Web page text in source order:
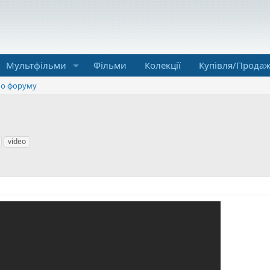
Мультфільми Фільми Колекції Купівля/
форуму
video